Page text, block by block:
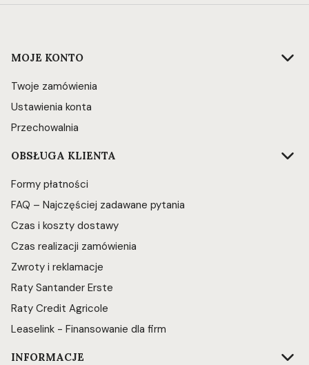
Linki w stopce
MOJE KONTO
Twoje zamówienia
Ustawienia konta
Przechowalnia
OBSŁUGA KLIENTA
Formy płatności
FAQ – Najczęściej zadawane pytania
Czas i koszty dostawy
Czas realizacji zamówienia
Zwroty i reklamacje
Raty Santander Erste
Raty Credit Agricole
Leaselink - Finansowanie dla firm
INFORMACJE